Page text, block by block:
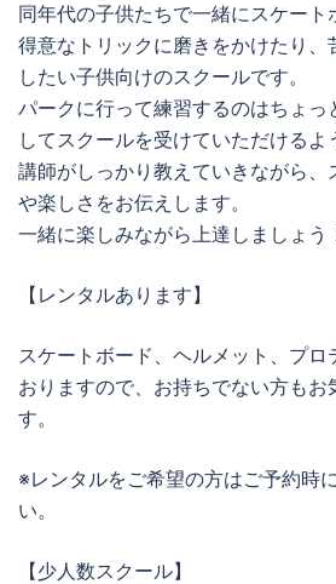
同年代の子供たちで一緒にスケート
得意なトリックに磨きをかけたり、
したい子供向けのスクールです。
パークに行って練習するのはちょっ
してスクールを受けていただける
講師がしっかり教えていきながら、
や楽しさをお伝えします。
一緒に楽しみながら上達しましょう
【レンタルあります】
スケートボード、ヘルメット、プロ
おりますので、お持ちでない方もお
す。
※レンタルをご希望の方はご予約時
い。
【少人数スクール】